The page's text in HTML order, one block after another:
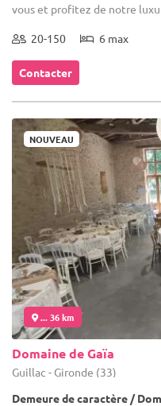
vous et profitez de notre
20-150 6 max
Contacter
NOUVEAU
... 36 km
Domaine de Gaïa
Guillac - Gironde (33)
Demeure de caractère /